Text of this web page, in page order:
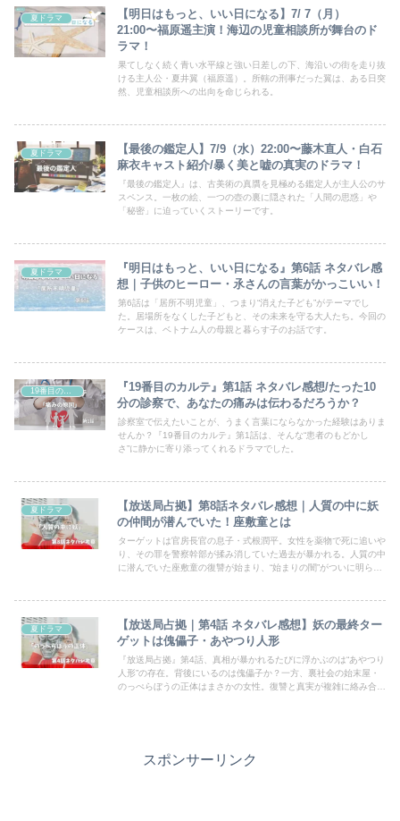
夏ドラマ
【明日はもっと、いい日になる】7/ 7（月）
21:00〜福原遥主演！海辺の児童相談所が舞台のド
ラマ！
果てしなく続く青い水平線と強い日差しの下、海沿いの街を走り抜
ける主人公・夏井翼（福原遥）。所轄の刑事だった翼は、ある日突
然、児童相談所への出向を命じられる。
夏ドラマ
【最後の鑑定人】7/9（水）22:00〜藤木直人・白石
麻衣キャスト紹介/暴く美と嘘の真実のドラマ！
『最後の鑑定人』は、古美術の真贋を見極める鑑定人が主人公のサ
スペンス。一枚の絵、一つの壺の裏に隠された「人間の思惑」や
「秘密」に迫っていくストーリーです。
夏ドラマ
『明日はもっと、いい日になる』第6話 ネタバレ感
想｜子供のヒーロー・氶さんの言葉がかっこいい！
第6話は「居所不明児童」、つまり“消えた子ども”がテーマでし
た。居場所をなくした子どもと、その未来を守る大人たち。今回の
ケースは、ベトナム人の母親と暮らす子のお話です。
19番目のカルテ
『19番目のカルテ』第1話 ネタバレ感想/たった10
分の診察で、あなたの痛みは伝わるだろうか？
診察室で伝えたいことが、うまく言葉にならなかった経験はありま
せんか？『19番目のカルテ』第1話は、そんな“患者のもどかし
さ”に静かに寄り添ってくれるドラマでした。
夏ドラマ
【放送局占拠】第8話ネタバレ感想｜人質の中に妖
の仲間が潜んでいた！座敷童とは
ターゲットは官房長官の息子・式根潤平。女性を薬物で死に追いや
り、その罪を警察幹部が揉み消していた過去が暴かれる。人質の中
に潜んでいた座敷童の復讐が始まり、“始まりの闇”がついに明らか
夏ドラマ
【放送局占拠｜第4話 ネタバレ感想】妖の最終ター
ゲットは傀儡子・あやつり人形
『放送局占拠』第4話、真相が暴かれるたびに浮かぶのは“あやつり
人形”の存在。背後にいるのは傀儡子か？一方、裏社会の始末屋・
のっぺらぼうの正体はまさかの女性。復讐と真実が複雑に絡み合う
スポンサーリンク